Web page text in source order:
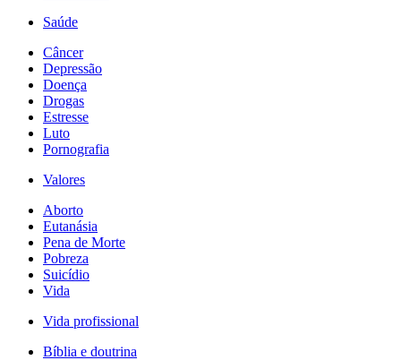
Saúde
Câncer
Depressão
Doença
Drogas
Estresse
Luto
Pornografia
Valores
Aborto
Eutanásia
Pena de Morte
Pobreza
Suicídio
Vida
Vida profissional
Bíblia e doutrina